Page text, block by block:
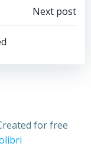
Next post
for free